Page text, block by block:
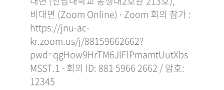
비대면 (Zoom Online) ∙ Zoom 회의 참가 :
https://jnu-ac-
kr.zoom.us/j/88159662662?
pwd=qgHow9HrTM6JlFlPmamtUutXbs
MSST.1 ∙ 회의 ID: 881 5966 2662 / 암호:
12345